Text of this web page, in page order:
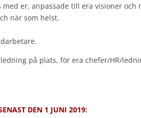
er, anpassade till era visioner och
när som helst.
på plats, för era chefer/HR/
DEN 1 JUNI 2019: